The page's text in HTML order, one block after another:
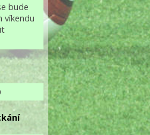
bude
víkendu